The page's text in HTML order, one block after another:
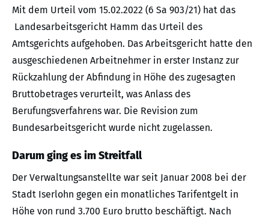
Mit dem Urteil vom 15.02.2022 (6 Sa 903/21) hat das
Landesarbeitsgericht Hamm das Urteil des
Amtsgerichts aufgehoben. Das Arbeitsgericht hatte den
ausgeschiedenen Arbeitnehmer in erster Instanz zur
Rückzahlung der Abfindung in Höhe des zugesagten
Bruttobetrages verurteilt, was Anlass des
Berufungsverfahrens war. Die Revision zum
Bundesarbeitsgericht wurde nicht zugelassen.
Darum ging es im Streitfall
Der Verwaltungsanstellte war seit Januar 2008 bei der
Stadt Iserlohn gegen ein monatliches Tarifentgelt in
Höhe von rund 3.700 Euro brutto beschäftigt. Nach